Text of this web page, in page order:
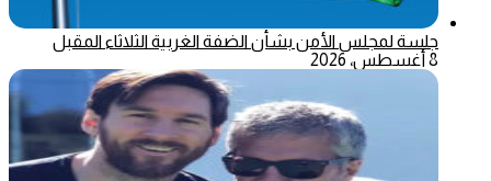
جلسة لمجلس الأمن بشأن الضفة الغربية الثلاثاء المقبل
8 أغسطس، 2026